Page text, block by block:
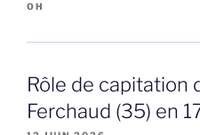
OH
Rôle de capitation
Ferchaud (35) en